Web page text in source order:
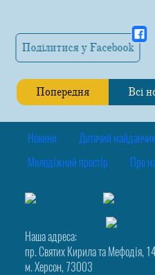
Поділитися у Facebook
Попередня Всі
Новини Дитячий майданчик
Молодіжний простір Про
Наша адреса:
пр. Святих Кирила та Мефодія,
м. Херсон, 73003